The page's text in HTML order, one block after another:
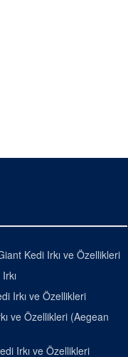
Kedi Irkı ve Özellikleri
Irkı ve Özellikleri
ve Özellikleri (Aegean
Irkı ve Özellikleri